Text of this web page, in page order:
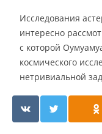
Исследования
интересно
с которой
космического
нетривиальной